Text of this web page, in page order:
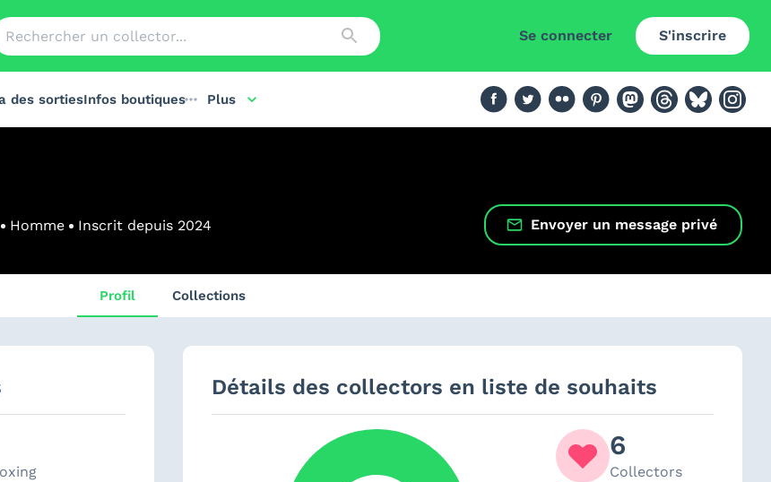
Se connecter S'inscrire
des sortiesInfos boutiques Plus
Homme Inscrit depuis 2024 Envoyer un message privé
Profil Collections
Détails des collectors en liste de souhaits
6
Collectors